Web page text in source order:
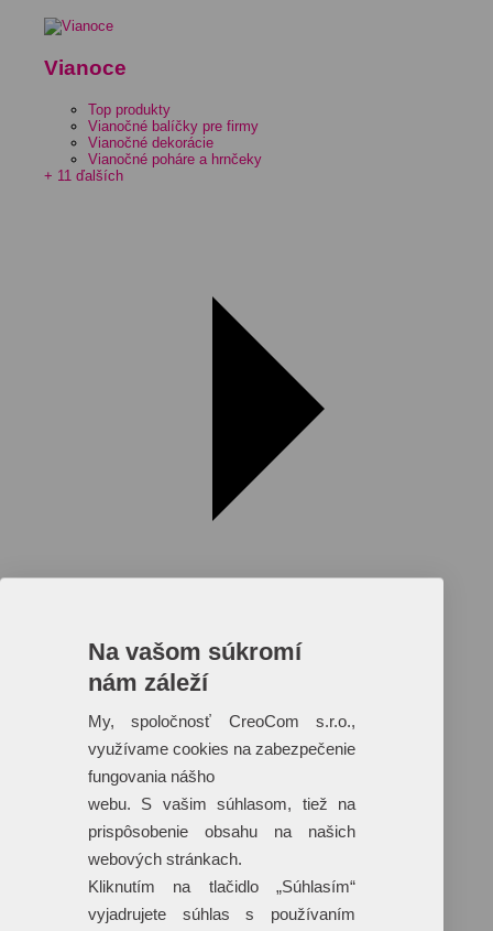
Vianoce
Top produkty
Vianočné balíčky pre firmy
Vianočné dekorácie
Vianočné poháre a hrnčeky
+ 11 ďalších
Reklamné predmety s plnofarebnou
potlačou
Dáždniky
Tašky
Hračky
Klobúky
Na vašom súkromí
nám záleží
My, spoločnosť CreoCom s.r.o.,
využívame cookies na zabezpečenie
fungovania nášho
webu. S vašim súhlasom, tiež na
prispôsobenie obsahu na našich
webových stránkach.
Kliknutím na tlačidlo „Súhlasím“
vyjadrujete súhlas s používaním